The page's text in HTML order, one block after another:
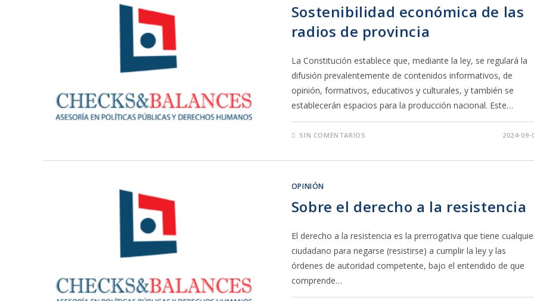
Sostenibilidad económica de las
radios de provincia
La Constitución establece que, mediante la ley, se regulará la
difusión prevalentemente de contenidos informativos, de
opinión, formativos, educativos y culturales, y también se
establecerán espacios para la producción nacional. Este…
SIN COMENTARIOS 2024-09-
OPINIÓN
Sobre el derecho a la resistencia
El derecho a la resistencia es la prerrogativa que tiene
ciudadano para negarse (resistirse) a cumplir la ley y las
órdenes de autoridad competente, bajo el entendido de que
comprende…